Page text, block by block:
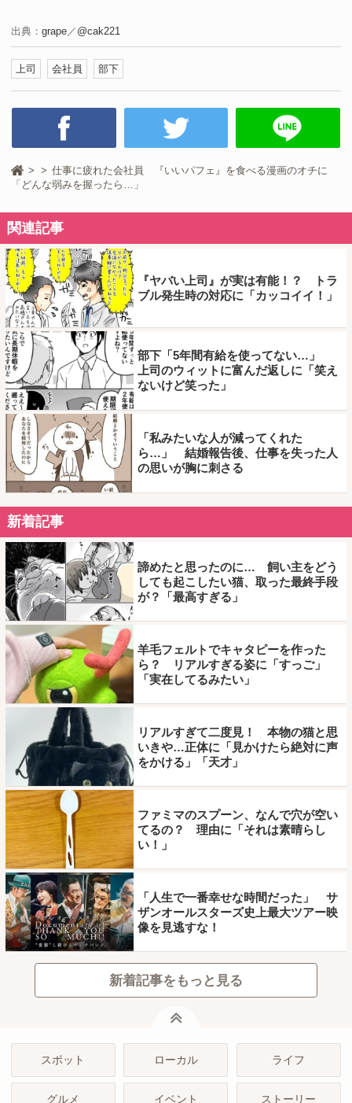
出典： grape ／ @cak221
上司 会社員 部下
仕事に疲れた会社員 『いいパフェ』を食べる漫画のオチに
「どんな弱みを握ったら…」
関連記事
『ヤバい上司』が実は有能！？ トラ
ブル発生時の対応に「カッコイイ！」
部下「5年間有給を使ってない…」
上司のウィットに富んだ返しに「笑え
ないけど笑った」
「私みたいな人が減ってくれた
ら…」 結婚報告後、仕事を失った人
の思いが胸に刺さる
新着記事
諦めたと思ったのに… 飼い主をどう
しても起こしたい猫、取った最終手段
が？「最高すぎる」
羊毛フェルトでキャタピーを作った
ら？ リアルすぎる姿に「すっご」
「実在してるみたい」
リアルすぎて二度見！ 本物の猫と思
いきや…正体に「見かけたら絶対に声
をかける」「天才」
ファミマのスプーン、なんで穴が空い
てるの？ 理由に「それは素晴らし
い！」
「人生で一番幸せな時間だった」 サ
ザンオールスターズ史上最大ツアー映
像を見逃すな！
新着記事をもっと見る
スポット ローカル ライフ
グルメ イベント ストーリー